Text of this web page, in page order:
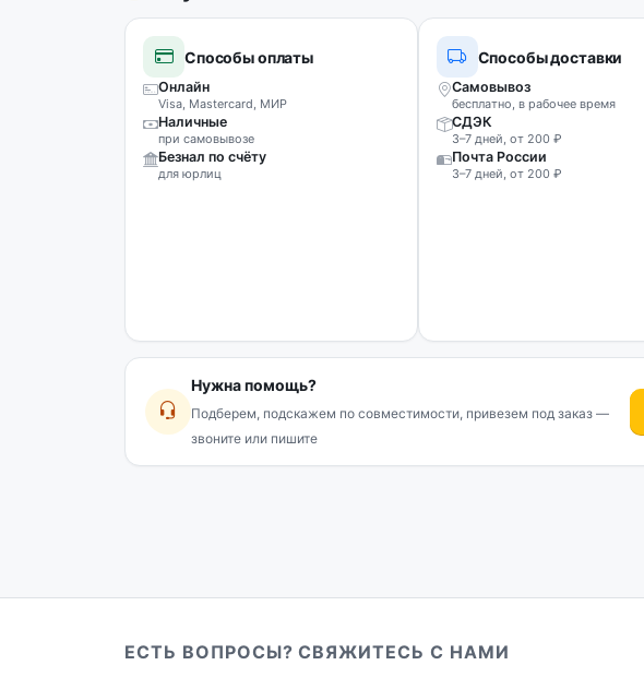
Способы оплаты
Онлайн
Visa, Mastercard, МИР
Наличные
при самовывозе
Безнал по счёту
для юрлиц
Способы доставки
Самовывоз
бесплатно, в рабочее время
СДЭК
3–7 дней, от 200 ₽
Почта России
3–7 дней, от 200 ₽
Нужна помощь?
Подберем, подскажем по совместимости, привезем под заказ —
звоните или пишите
ЕСТЬ ВОПРОСЫ? СВЯЖИТЕСЬ С НАМИ